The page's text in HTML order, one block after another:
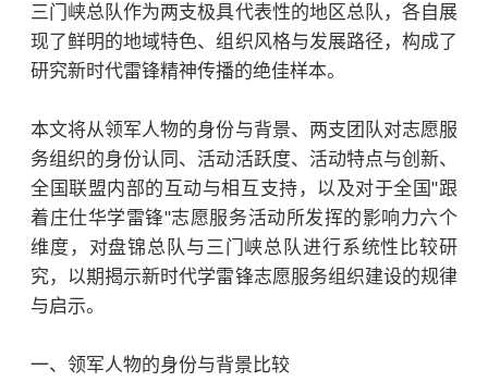
三门峡总队作为两支极具代表性的地区总队，各自展
现了鲜明的地域特色、组织风格与发展路径，构成了
研究新时代雷锋精神传播的绝佳样本。
本文将从领军人物的身份与背景、两支团队对志愿服
务组织的身份认同、活动活跃度、活动特点与创新、
全国联盟内部的互动与相互支持，以及对于全国"跟
着庄仕华学雷锋"志愿服务活动所发挥的影响力六个
维度，对盘锦总队与三门峡总队进行系统性比较研
究，以期揭示新时代学雷锋志愿服务组织建设的规律
与启示。
一、领军人物的身份与背景比较